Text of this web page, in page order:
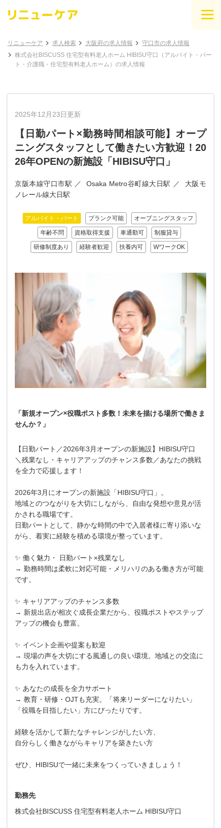
リニューケア 求人検索 大阪府の求人情報
守口市の求人情報
株式会社BISCUSS 住宅型有料老人ホーム HIBISU守口（アルバイト・パー
ト・介護職・住宅型有料老人ホーム）の求人情報
2025年12月23日更新
【日勤パート×勤務時間相談可能】オープ
ニングスタッフとして働きたい方歓迎！20
26年OPENの新施設「HIBISU守口」
京阪本線守口市駅 Osaka Metro谷町線大日駅
大阪モ
ノレール線大日駅
アルバイト・パート ブランク可能 オープニングスタッフ
年齢不問 資格取得支援 車通勤可 制服貸与
研修制度あり 経験者歓迎 扶養内可 WワークOK
「新規オープン×役職ポスト多数！未来を描ける場所で働きま
せんか？」
【日勤パート／2026年3月オープンの新施設】HIBISU守口
＼残業なし・キャリアアップのチャンス多数／あなたの挑戦
を全力で応援します！
2026年3月にオープンの新施設「HIBISU守口」。
地域とのつながりを大切にしながら、自由な発想や意見が活
かされる職場です。
日勤パートとして、静かな時間の中で入居者様に寄り添いな
がら、着実に経験を積める環境が整っています。
✨ 働く魅力・ 日勤パート×残業なし
→ 勤務時間は柔軟に対応可能・メリハリのある働き方が可能
です。
✨ キャリアアップのチャンス多数
→ 新規出店が相次ぐ成長企業だから、役職ポストやステップ
アップの機会も豊富。
✨ イベント企画や提案も歓迎
→ 現場の声を大切にする風通しの良い環境。地域との交流に
も力を入れています。
✨ あなたの成長を全力サポート
→ 教育・研修・OJTも充実。「将来リーダーになりたい」
「役職を目指したい」方にぴったりです。
経験を活かして新たなチャレンジがしたい方、
自分らしく働きながらキャリアを築きたい方
ぜひ、HIBISUで一緒に未来をつくっていきましょう！
勤務先
株式会社BISCUSS 住宅型有料老人ホーム HIBISU守口